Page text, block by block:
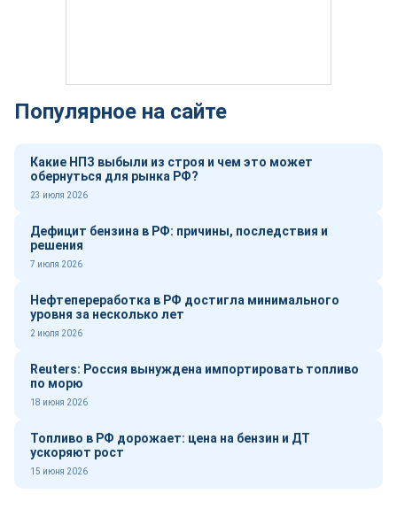
Популярное на сайте
Какие НПЗ выбыли из строя и чем это может
обернуться для рынка РФ?
23 июля 2026
Дефицит бензина в РФ: причины, последствия и
решения
7 июля 2026
Нефтепереработка в РФ достигла минимального
уровня за несколько лет
2 июля 2026
Reuters: Россия вынуждена импортировать топливо
по морю
18 июня 2026
Топливо в РФ дорожает: цена на бензин и ДТ
ускоряют рост
15 июня 2026